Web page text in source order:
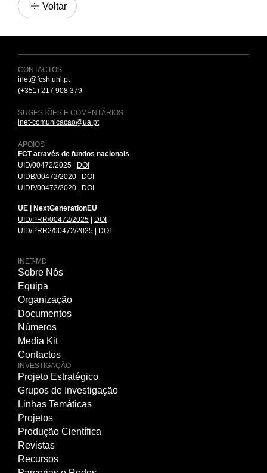
Voltar
CONTACTOS
inet@fcsh.unl.pt
(+351) 217 908 379
SUGESTÕES E COMENTÁRIOS
inet-comunicacao@ua.pt
APOIOS
FCT através de fundos nacionais
UID/00472/2025 |
DOI
UIDB/00472/2020 |
DOI
UIDP/00472/2020 |
DOI
UE | NextGenerationEU
UID/PRR/00472/2025
DOI
UID/PRR2/00472/2025
DOI
INET-MD
Sobre Nós
Equipa
Organização
Documentos
Números
Media Kit
Contactos
INVESTIGAÇÃO
Projeto Estratégico
Grupos de Investigação
Linhas Temáticas
Projetos
Produção Científica
Revistas
Recursos